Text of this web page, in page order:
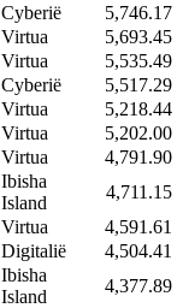
Cyberië
5,746.17
Virtua
5,693.45
Virtua
5,535.49
Cyberië
5,517.29
Virtua
5,218.44
Virtua
5,202.00
Virtua
4,791.90
Ibisha
Island
4,711.15
Virtua
4,591.61
Digitalië
4,504.41
Ibisha
Island
4,377.89